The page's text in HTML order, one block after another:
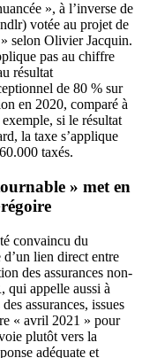
», à l’inverse de
votée au projet de
selon Olivier Jacquin.
pas au chiffre
résultat
de 80 % sur
en 2020, comparé à
si le résultat
la taxe s’applique
taxés.
» met en
convaincu du
lien direct entre
des assurances non-
qui appelle aussi à
assurances, issues
« avril 2021 » pour
plutôt vers la
adéquate et